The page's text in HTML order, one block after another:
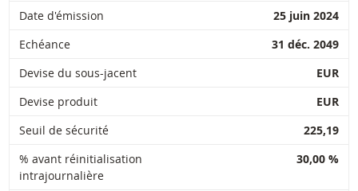
Date d'émission
25 juin 2024
Echéance
31 déc. 2049
Devise du sous-jacent
EUR
Devise produit
EUR
Seuil de sécurité
225,19
% avant réinitialisation
intrajournalière
30,00 %